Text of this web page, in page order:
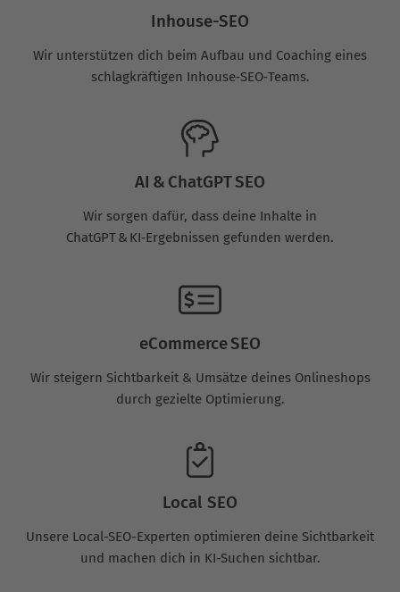
Inhouse-SEO
Wir unterstützen dich beim Aufbau und Coaching eines
schlagkräftigen Inhouse‑SEO‑Teams.
AI & ChatGPT SEO
Wir sorgen dafür, dass deine Inhalte in
ChatGPT & KI‑Ergebnissen gefunden werden.
eCommerce SEO
Wir steigern Sichtbarkeit & Umsätze deines Onlineshops
durch gezielte Optimierung.
Local SEO
Unsere Local-SEO-Experten optimieren deine Sichtbarkeit
und machen dich in KI-Suchen sichtbar.